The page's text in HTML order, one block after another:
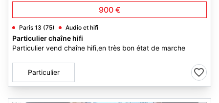
900 €
Paris 13 (75) Audio et hifi
Particulier chaîne hifi
Particulier vend chaîne hifi,en très bon état de marche
Particulier